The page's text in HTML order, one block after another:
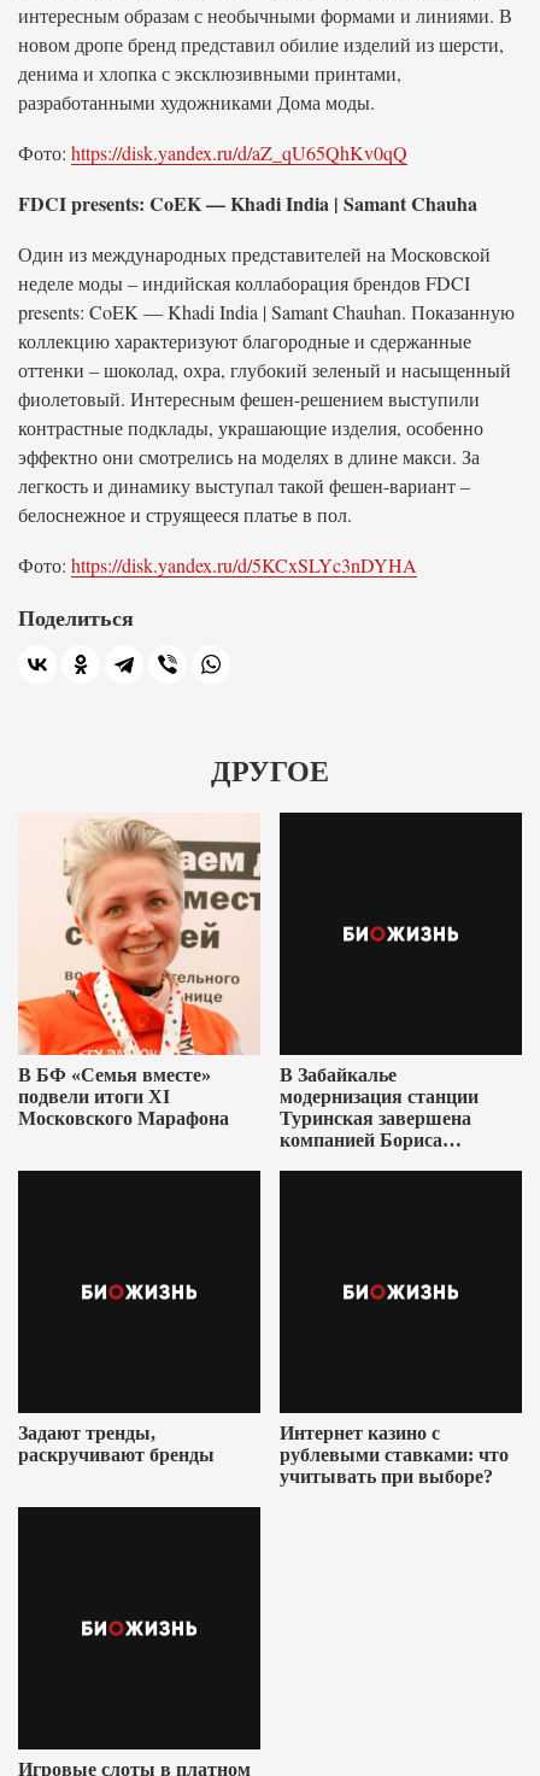
интересным образам с необычными формами и линиями. В
новом дропе бренд представил обилие изделий из шерсти,
денима и хлопка с эксклюзивными принтами,
разработанными художниками Дома моды.
Фото: https://disk.yandex.ru/d/aZ_qU65QhKv0qQ
FDCI presents: CoEK — Khadi India | Samant Chauha
Один из международных представителей на Московской
неделе моды – индийская коллаборация брендов FDCI
presents: CoEK — Khadi India | Samant Chauhan. Показанную
коллекцию характеризуют благородные и сдержанные
оттенки – шоколад, охра, глубокий зеленый и насыщенный
фиолетовый. Интересным фешен-решением выступили
контрастные подклады, украшающие изделия, особенно
эффектно они смотрелись на моделях в длине макси. За
легкость и динамику выступал такой фешен-вариант –
белоснежное и струящееся платье в пол.
Фото: https://disk.yandex.ru/d/5KCxSLYc3nDYHA
Поделиться
ДРУГОЕ
В БФ «Семья вместе»
подвели итоги XI
Московского Марафона
В Забайкалье
модернизация станции
Туринская завершена
компанией Бориса
Задают тренды,
раскручивают бренды
Интернет казино с
рублевыми ставками: что
учитывать при выборе?
Игровые слоты в платном